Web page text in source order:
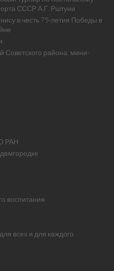
СССР А.Г. Рштуни
в честь 75-летия Победы в
Советского района: мини-
РАН
воспитания
всех и для каждого